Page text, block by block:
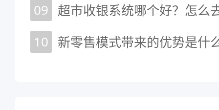
09 超市收银系统哪个好？怎么
10 新零售模式带来的优势是什